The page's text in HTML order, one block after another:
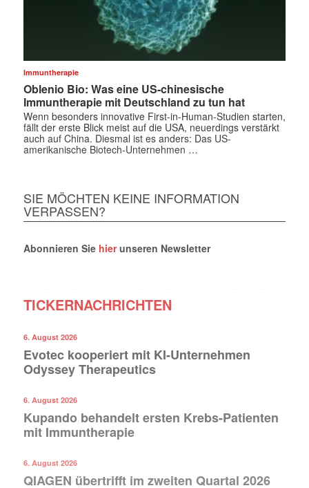
Immuntherapie
Oblenio Bio: Was eine US-chinesische
Immuntherapie mit Deutschland zu tun hat
Wenn besonders innovative First-in-Human-Studien starten,
fällt der erste Blick meist auf die USA, neuerdings verstärkt
auch auf China. Diesmal ist es anders: Das US-
amerikanische Biotech-Unternehmen …
SIE MÖCHTEN KEINE INFORMATION
VERPASSEN?
Abonnieren Sie hierunseren Newsletter
TICKERNACHRICHTEN
6. August 2026
Evotec kooperiert mit KI-Unternehmen
Odyssey Therapeutics
6. August 2026
Kupando behandelt ersten Krebs-Patienten
mit Immuntherapie
6. August 2026
QIAGEN übertrifft im zweiten Quartal 2026